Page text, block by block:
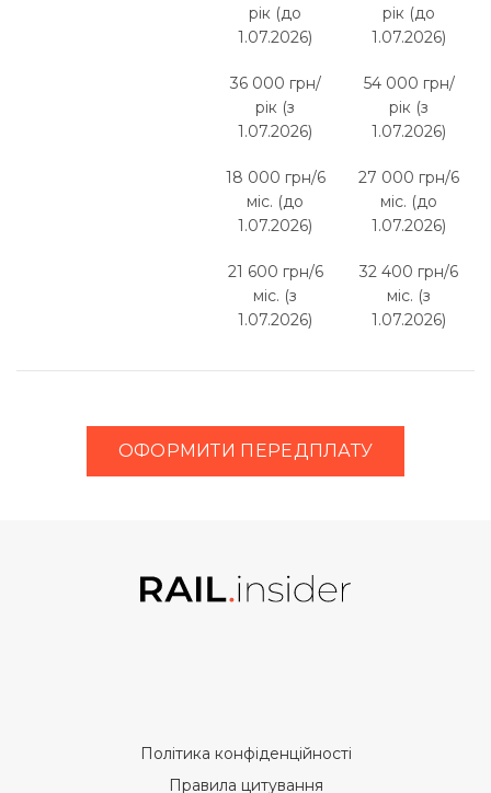
рік (до
1.07.2026)
36 000 грн/
рік (з
1.07.2026)
18 000 грн/6
міс. (до
1.07.2026)
21 600 грн/6
міс. (з
1.07.2026)
рік (до
1.07.2026)
54 000 грн/
рік (з
1.07.2026)
27 000 грн/6
міс. (до
1.07.2026)
32 400 грн/6
міс. (з
1.07.2026)
ОФОРМИТИ ПЕРЕДПЛАТУ
Політика конфіденційності
Правила цитування